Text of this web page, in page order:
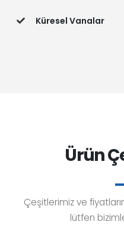
Küresel Vanalar
Ürün
Çeşitlerimiz ve
lütfen